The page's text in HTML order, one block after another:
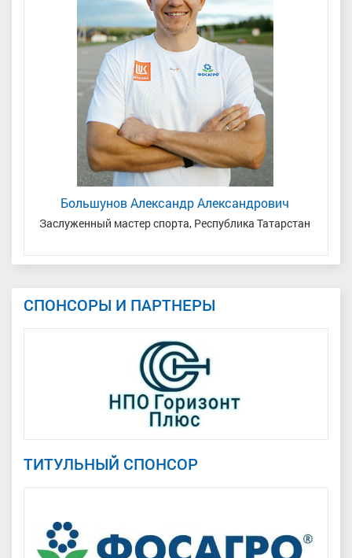
Большунов Александр Александрович
Заслуженный мастер спорта, Республика Татарстан
СПОНСОРЫ И ПАРТНЕРЫ
ТИТУЛЬНЫЙ СПОНСОР